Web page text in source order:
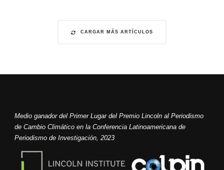
CARGAR MÁS ARTÍCULOS
Medio ganador del Primer Lugar del Premio Lincoln al Periodismo
de Cambio Climático en la Conferencia Latinoamericana de
Periodismo de Investigación, 2023